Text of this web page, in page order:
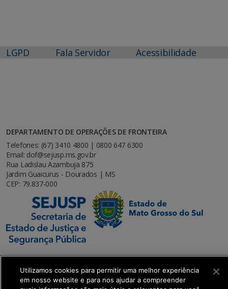
LGPD Fala Servidor Acessibilidade
DEPARTAMENTO DE OPERAÇÕES DE FRONTEIRA
Telefones: (67) 3410 4800 | 0800 647 6300
Email: dof@sejusp.ms.gov.br
Rua Ladislau Azambuja 875
Jardim Guaicurus - Dourados | MS
CEP: 79.837-000
SETDIG | Secretaria-Executiva de Transformação
Utilizamos cookies para permitir uma melhor experiência
em nosso website e para nos ajudar a compreender